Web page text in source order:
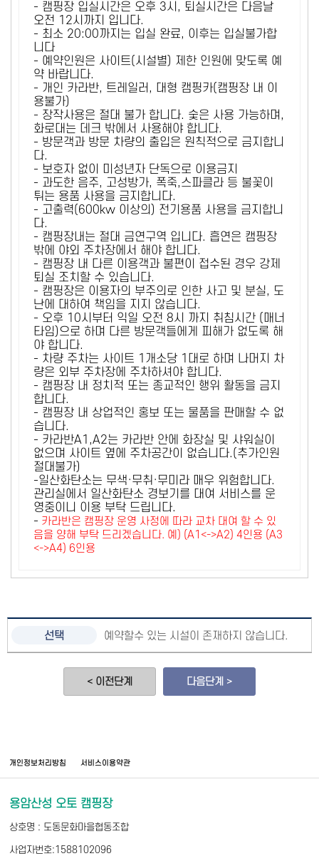
- 캠핑장 입실시간은 오후 3시, 퇴실시간은 다음날
오전 12시까지 입니다.
- 최소 20:00까지는 입실 완료, 이후는 입실불가합
니다
- 예약인원은 사이트(시설별) 제한 인원에 맞도록 예
약 바랍니다.
- 개인 카라반, 트레일러, 대형 캠핑카(캠핑장 내 이
용불가)
- 장작사용은 절대 불가 합니다. 숯은 사용 가능하며,
화로대는 데크 밖에서 사용해야 합니다.
- 방문객과 방문 차량의 출입은 원칙적으로 금지합니
다.
- 보호자 없이 미성년자 단독으로 이용금지
- 과도한 음주, 고성방가, 폭죽,스파클라 등 불꽃이
튀는 용품 사용을 금지합니다.
- 고출력(600kw 이상의) 전기용품 사용을 금지합니
다.
- 캠핑장내는 절대 금연구역 입니다. 흡연은 캠핑장
밖에 야외 주차장에서 해야 합니다.
- 캠핑장 내 다른 이용객과 불편이 접수된 경우 강제
퇴실 조치할 수 있습니다.
- 캠핑장은 이용자의 부주의로 인한 사고 및 분실, 도
난에 대하여 책임을 지지 않습니다.
- 오후 10시부터 익일 오전 8시 까지 취침시간 (매너
타임)으로 하며 다른 방문객들에게 피해가 없도록 해
야 합니다.
- 차량 주차는 사이트 1개소당 1대로 하며 나머지 차
량은 외부 주차장에 주차하셔야 합니다.
- 캠핑장 내 정치적 또는 종교적인 행위 활동을 금지
합니다.
- 캠핑장 내 상업적인 홍보 또는 물품을 판매할 수 없
습니다.
- 카라반A1,A2는 카라반 안에 화장실 및 샤워실이
없으며 사이트 옆에 주차공간이 없습니다.(추가인원
절대불가)
-일산화탄소는 무색·무취·무미라 매우 위험합니다.
관리실에서 일산화탄소 경보기를 대여 서비스를 운
영중이니 이용 부탁 드립니다.
- 카라반은 캠핑장 운영 사정에 따라 교차 대여 할 수 있
음을 양해 부탁 드리겠습니다. 예) (A1<->A2) 4인용 (A3
<->A4) 6인용
예약할수 있는 시설이 존재하지 않습니다.
< 이전단계 다음단계 >
개인정보처리방침 서비스이용약관
용암산성 오토 캠핑장
상호명 : 도동문화마을협동조합
사업자번호:1588102096